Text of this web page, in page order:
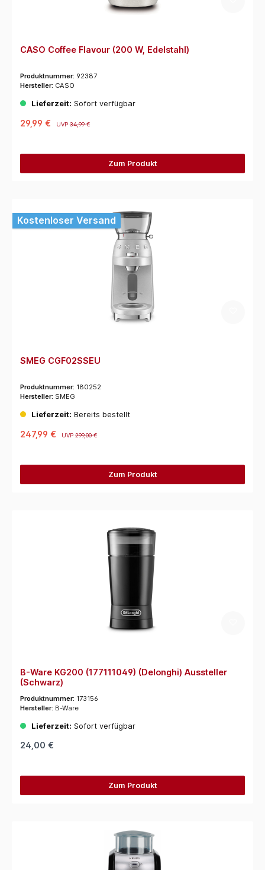
CASO Coffee Flavour (200 W, Edelstahl)
Produktnummer: 92387
Hersteller: CASO
Lieferzeit: Sofort verfügbar
29,99 € UVP34,99 €
Zum Produkt
Kostenloser Versand
SMEG CGF02SSEU
Produktnummer: 180252
Hersteller: SMEG
Lieferzeit: Bereits bestellt
247,99 € UVP299,00 €
Zum Produkt
B-Ware KG200 (177111049) (Delonghi) Aussteller
(Schwarz)
Produktnummer: 173156
Hersteller: B-Ware
Lieferzeit: Sofort verfügbar
24,00 €
Zum Produkt